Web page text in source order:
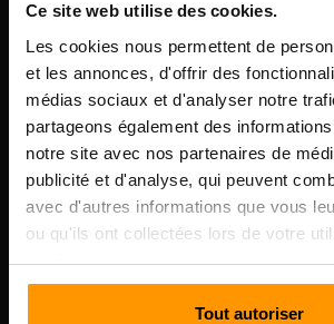
Ce site web utilise des cookies.
Les cookies nous permettent de
et les annonces, d'offrir des
médias sociaux et d'analyser notre
partageons également des
notre site avec nos partenaires de
publicité et d'analyse, qui peuvent
avec d'autres informations que vous
ou qu'ils ont collectées lors de votre
services.
Tout autoriser
Scalable Hosting Solutions OÜ
Code d'enregistrement: 14652605
numéro de TVA: EE102133820
Adresse: Harju maakond, Tallinn,
Vesivärava tn 50-201, 10152